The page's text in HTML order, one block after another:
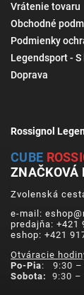
Vrátenie tovaru
Obchodné
Podmienky
Legendsport -
Doprava
Rossignol
CUBE
ZNAČKOVÁ
Zvolenská
e-mail:
predajňa: +421
eshop: +421
Otváracie
Po-Pia: 9:30 –
Sobota:
9:30 –